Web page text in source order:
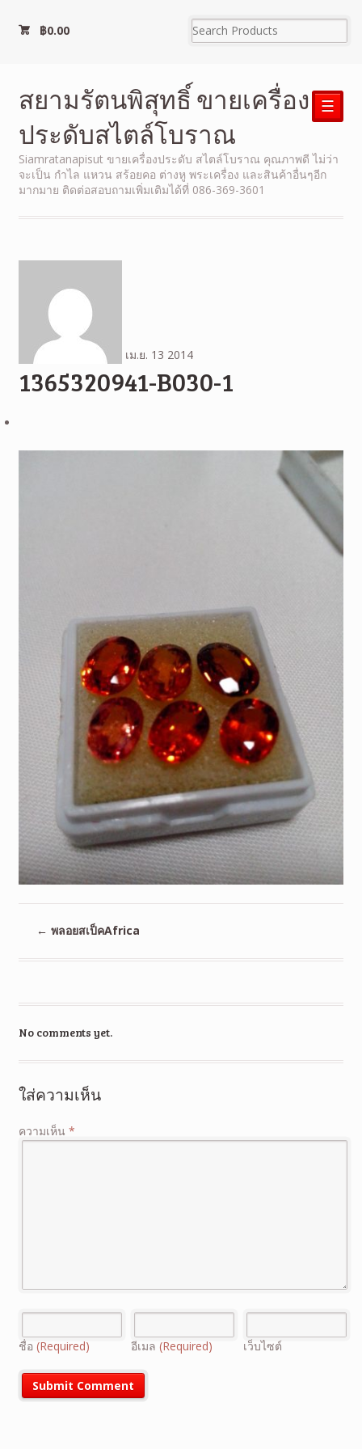
฿0.00
สยามรัตนพิสุทธิ์ ขายเครื่อง
ประดับสไตล์โบราณ
Siamratanapisut ขายเครื่องประดับ สไตล์โบราณ คุณภาพดี ไม่ว่า
จะเป็น กำไล แหวน สร้อยคอ ต่างหู พระเครื่อง และสินค้าอื่นๆอีก
มากมาย ติดต่อสอบถามเพิ่มเติมได้ที่ 086-369-3601
☰
เม.ย. 13 2014
1365320941-B030-1
← พลอยสเป็คAfrica
No comments yet.
ใส่ความเห็น
ความเห็น *
ชื่อ (Required) อีเมล (Required) เว็บไซต์